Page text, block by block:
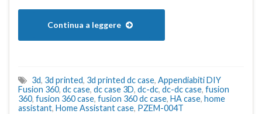
Continua a leggere
3d, 3d printed, 3d printed dc case, Appendiabiti DIY
Fusion 360, dc case, dc case 3D, dc-dc, dc-dc case, fusion
360, fusion 360 case, fusion 360 dc case, HA case, home
assistant, Home Assistant case, PZEM-004T